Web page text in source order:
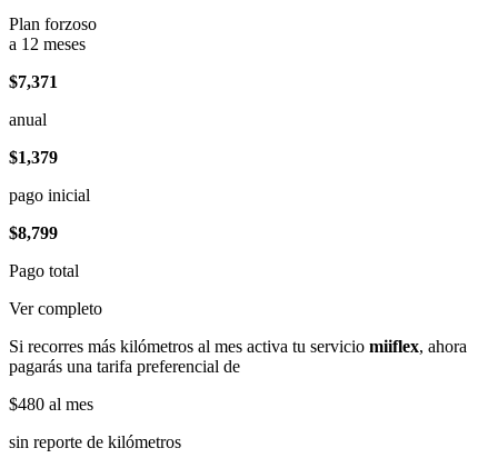
Plan forzoso
a 12 meses
$7,371
anual
$1,379
pago inicial
$8,799
Pago total
Ver completo
Si recorres más kilómetros al mes activa tu servicio miiflex, ahora
pagarás una tarifa preferencial de
$480 al mes
sin reporte de kilómetros